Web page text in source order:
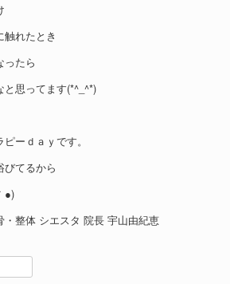
れたとき
ったら
と思ってます(*^_^*)
ーｄａｙです。
びてるから
●)
・整体 シエスタ 院長 宇山由紀恵